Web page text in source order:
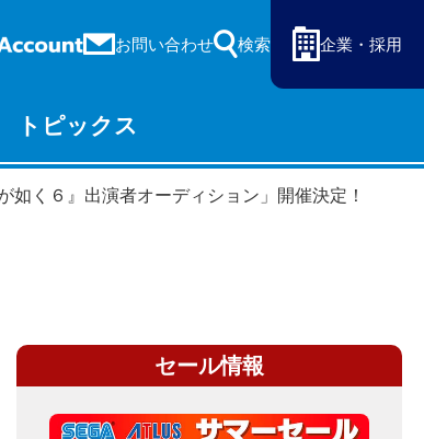
お問い合わせ 検索 企業・採用
ーくじ
物販
トピックス
く６』出演者オーディション」開催決定！
セール情報